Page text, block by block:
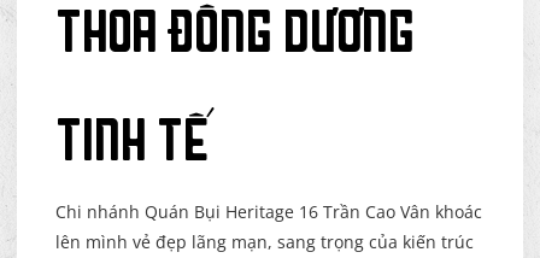
thoa Đông Dương
tinh tế
Chi nhánh Quán Bụi Heritage 16 Trần Cao Vân khoác
lên mình vẻ đẹp lãng mạn, sang trọng của kiến trúc